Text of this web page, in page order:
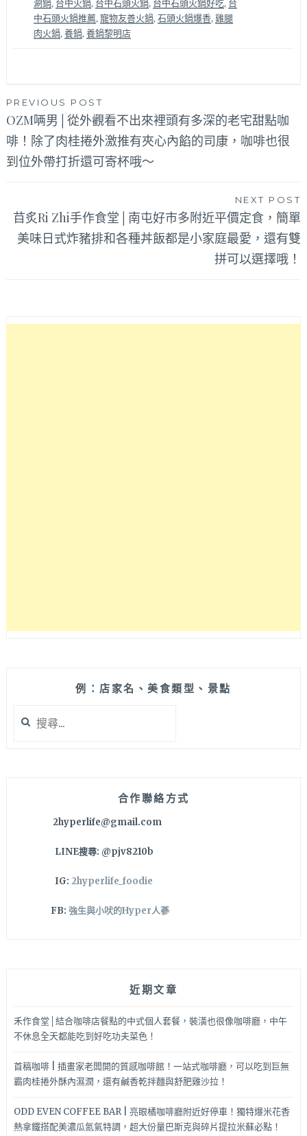
涮鍋, 台中火鍋, 台中石頭火鍋, 台中石頭火鍋好吃, 台
中石頭火鍋推薦, 寵物友善火鍋, 石頭火鍋爆香, 雞腿
肉火鍋, 養鍋, 養鍋黎明店
文
章
導
PREVIOUS POST
OZM唡男│從外觀看不出來裡頭有多深的老宅甜點咖
啡！除了肉桂捲外激推有夾心內餡的司康，咖啡也很
到位外帶打折還可寄杯哦～
NEXT POST
䒤炙Ri Zhi手作食堂│南屯好市多附近平價定食，簡單
美味日式炸豬排和各種丼飯都是小家庭最愛，還有雙
拼可以選擇哦！
例：店家名、美食類型、景點
尋
合作聯絡方式
2hyperlife@gmail.com
LINE搜尋: @pjv8210b
IG: 2hyperlife_foodie
FB: 強生與小吠的Hyper人蔘
近期文章
禾作食堂│結合咖啡店餐點的中式個人套餐，裝潢也很像咖啡廳，中午
不休息全天都能吃到好吃功夫菜色！
首稿咖啡 | 插畫家老闆開的質感咖啡館！一站式咖啡廳，可以吃到巨無
霸肉桂捲外酥內濕潤，還有鹹香乾拌麵與舒肥雞沙拉！
ODD EVEN COFFEE BAR | 亮眼橘咖啡廳附近好停車！獨特爆米花香
熱拿鐵搭配美濃瓜氮氣特調，超大份量巴斯克與碎片提拉米蘇必點！